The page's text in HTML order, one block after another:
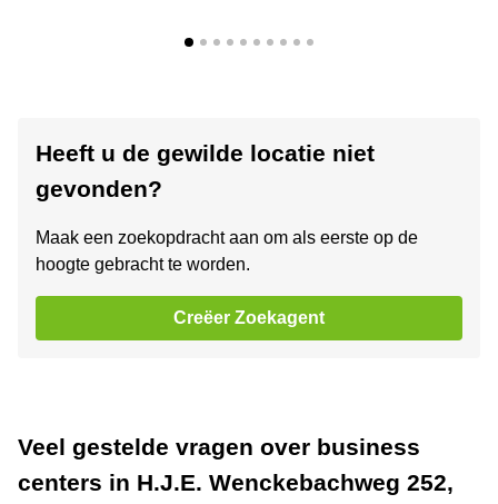
Heeft u de gewilde locatie niet
gevonden?
Maak een zoekopdracht aan om als eerste op de
hoogte gebracht te worden.
Creëer Zoekagent
Veel gestelde vragen over business
centers in H.J.E. Wenckebachweg 252,